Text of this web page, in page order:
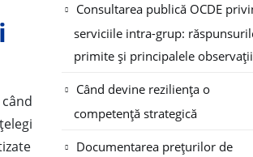
Consultarea publică OCDE
serviciile intra-grup:
primite și principalele observații
Când devine reziliența o
competență strategică
Documentarea prețurilor de